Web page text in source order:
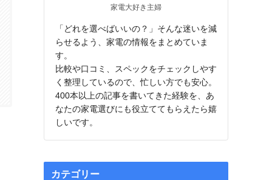
家電大好き主婦
「どれを選べばいいの？」そんな迷いを減
らせるよう、家電の情報をまとめていま
す。
比較や口コミ、スペックをチェックしやす
く整理しているので、忙しい方でも安心。
400本以上の記事を書いてきた経験を、あ
なたの家電選びにも役立ててもらえたら嬉
しいです。
カテゴリー